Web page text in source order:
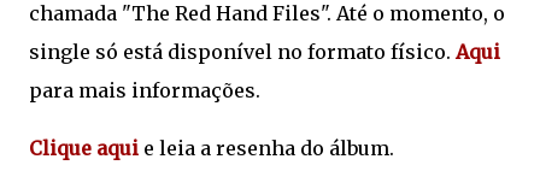
chamada "The Red Hand Files". Até o momento, o
single só está disponível no formato físico.Aqui
para mais informações.
Clique aqui e leia a resenha do álbum.